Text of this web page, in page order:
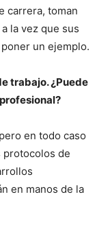
carrera, toman
la vez que sus
un ejemplo.
trabajo. ¿Puede
en todo caso
protocolos de
en manos de la